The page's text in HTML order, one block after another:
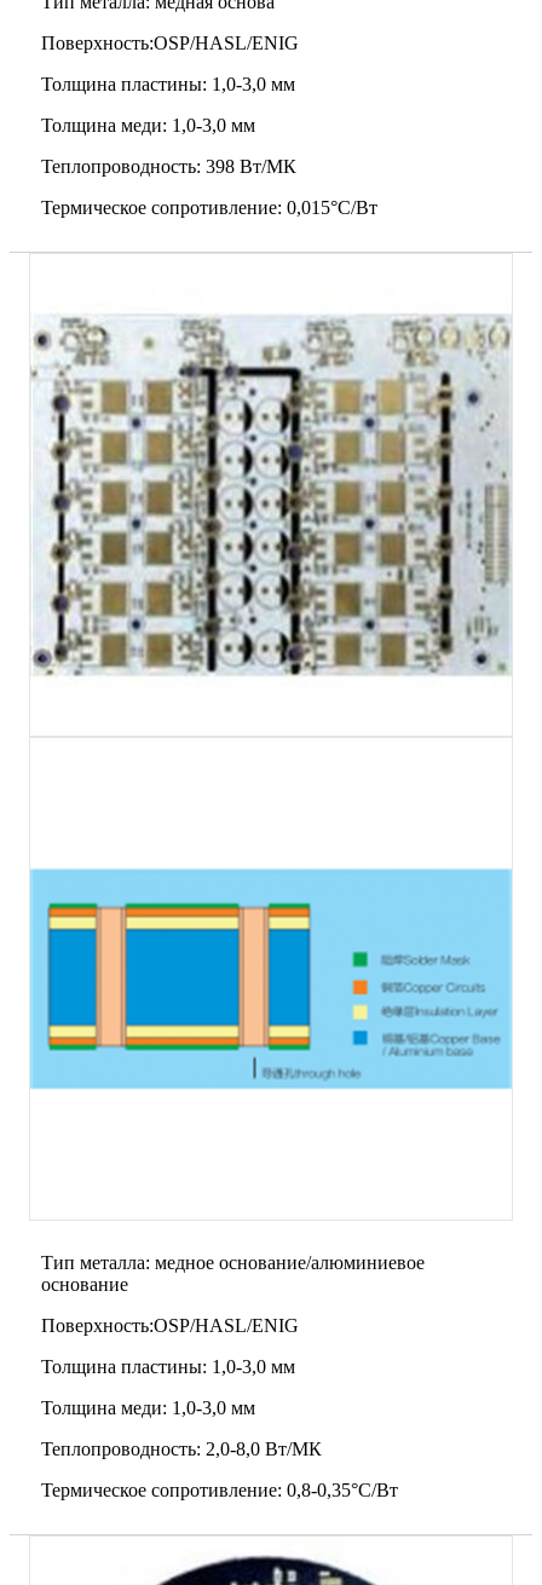
Поверхность:OSP/HASL/ENIG
Толщина пластины: 1,0-3,0 мм
Толщина меди: 1,0-3,0 мм
Теплопроводность: 398 Вт/МК
Термическое сопротивление: 0,015°C/Вт
Тип металла: медное основание/алюминиевое
основание
Поверхность:OSP/HASL/ENIG
Толщина пластины: 1,0-3,0 мм
Толщина меди: 1,0-3,0 мм
Теплопроводность: 2,0-8,0 Вт/МК
Термическое сопротивление: 0,8-0,35°C/Вт